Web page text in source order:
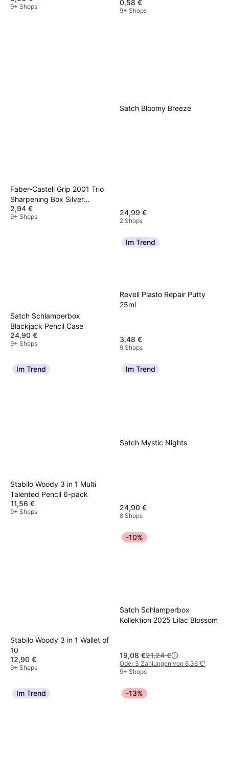
9+ Shops 0,58 €
9+ Shops
Faber-Castell Grip 2001 Trio
Sharpening Box Silver
183800
2,94 €
9+ Shops
Satch Bloomy Breeze
24,99 €
2 Shops
Satch Schlamperbox
Blackjack Pencil Case
24,90 €
9+ Shops
Im Trend
Revell Plasto Repair Putty
25ml
3,48 €
9 Shops
Im Trend
Stabilo Woody 3 in 1 Multi
Talented Pencil 6-pack
11,56 €
9+ Shops
Im Trend
Satch Mystic Nights
24,90 €
8 Shops
Stabilo Woody 3 in 1 Wallet of
10
12,90 €
9+ Shops
-10%
Satch Schlamperbox
Kollektion 2025 Lilac Blossom
19,08 €21,24 €
Oder 3 Zahlungen von 6,36 €¹
9+ Shops
Im Trend -13%